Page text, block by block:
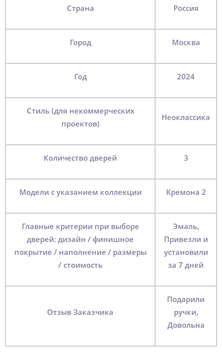
Страна Россия
Город Москва
Год 2024
Стиль (для некоммерческих
проектов)
Неоклассика
Количество дверей 3
Модели с указанием коллекции Кремона 2
Главные критерии при выборе
дверей: дизайн / финишное
покрытие / наполнение / размеры
/ стоимость
Эмаль,
Привезли и
установили
за 7 дней
Отзыв Заказчика
Подарили
ручки,
Довольна